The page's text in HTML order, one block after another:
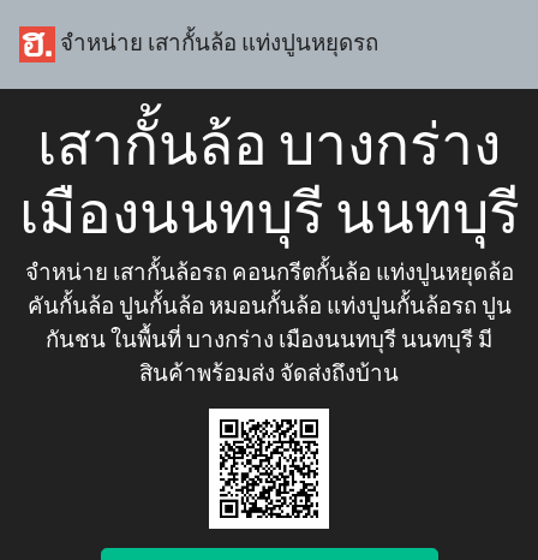
จำหน่าย เสากั้นล้อ แท่งปูนหยุดรถ
เสากั้นล้อ บางกร่าง
เมืองนนทบุรี นนทบุรี
จำหน่าย เสากั้นล้อรถ คอนกรีตกั้นล้อ แท่งปูนหยุดล้อ
คันกั้นล้อ ปูนกั้นล้อ หมอนกั้นล้อ แท่งปูนกั้นล้อรถ ปูน
กันชน ในพื้นที่ บางกร่าง เมืองนนทบุรี นนทบุรี มี
สินค้าพร้อมส่ง จัดส่งถึงบ้าน